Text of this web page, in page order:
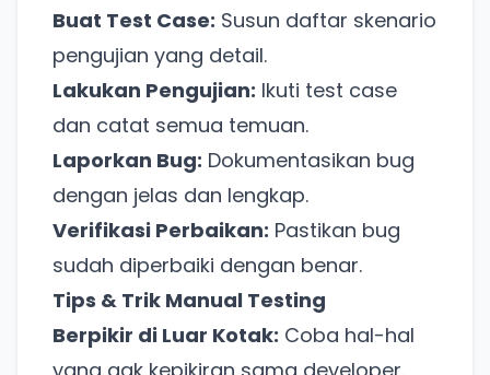
Buat Test Case: Susun daftar skenario
pengujian yang detail.
Lakukan Pengujian: Ikuti test case
dan catat semua temuan.
Laporkan Bug: Dokumentasikan bug
dengan jelas dan lengkap.
Verifikasi Perbaikan: Pastikan bug
sudah diperbaiki dengan benar.
Tips & Trik Manual Testing
Berpikir di Luar Kotak: Coba hal-hal